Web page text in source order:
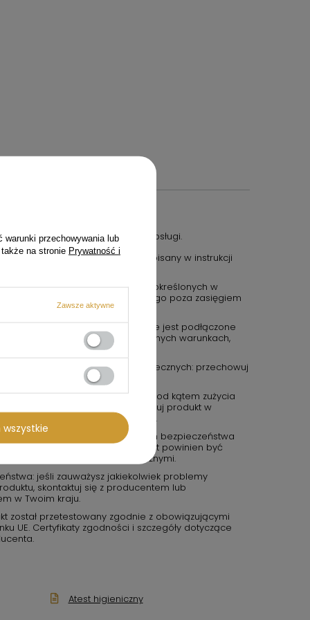
z jego funkcją i instrukcją obsługi.
produktu wyłącznie w sposób opisany w instrukcji
zasad bezpieczeństwa określonych w
zabawką. Należy przechowywać go poza zasięgiem
upewnij się, że urządzenie jest podłączone
Nie używaj urządzenia w wilgotnych warunkach,
jako wodoodporny.
lub potencjalnie niebezpiecznych: przechowuj
i z dala od źródeł ognia.
regularnie sprawdzaj produkt pod kątem zużycia
jeśli jest uszkodzony. Przechowuj produkt w
z zaleceniami producenta.
wątpliwości dotyczących bezpieczeństwa
lub sprzedawcą. Produkt powinien być
bezpieczeństwa i wytycznymi.
jeśli zauważysz jakiekolwiek problemy
skontaktuj się z producentem lub
w Twoim kraju.
został przetestowany zgodnie z obowiązującymi
UE. Certyfikaty zgodności i szczegóły dotyczące
Atest higieniczny
warunki przechowywania lub
na stronie Prywatność i
Zawsze aktywne